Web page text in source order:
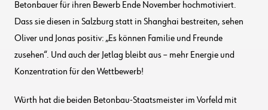
Betonbauer für ihren Bewerb Ende November hochmotiviert.
Dass sie diesen in Salzburg statt in Shanghai bestreiten, sehen
Oliver und Jonas positiv: „Es können Familie und Freunde
zusehen“. Und auch der Jetlag bleibt aus – mehr Energie und
Konzentration für den Wettbewerb!
Würth hat die beiden Betonbau-Staatsmeister im Vorfeld mit